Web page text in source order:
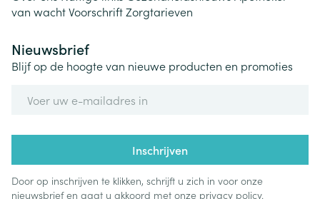
van wachtVoorschriftZorgtarieven
Nieuwsbrief
Blijf op de hoogte van nieuwe producten en promoties
Inschrijven
Door op inschrijven te klikken, schrijft u zich in voor onze
nieuwsbrief en gaat u akkoord met onze privacy policy.